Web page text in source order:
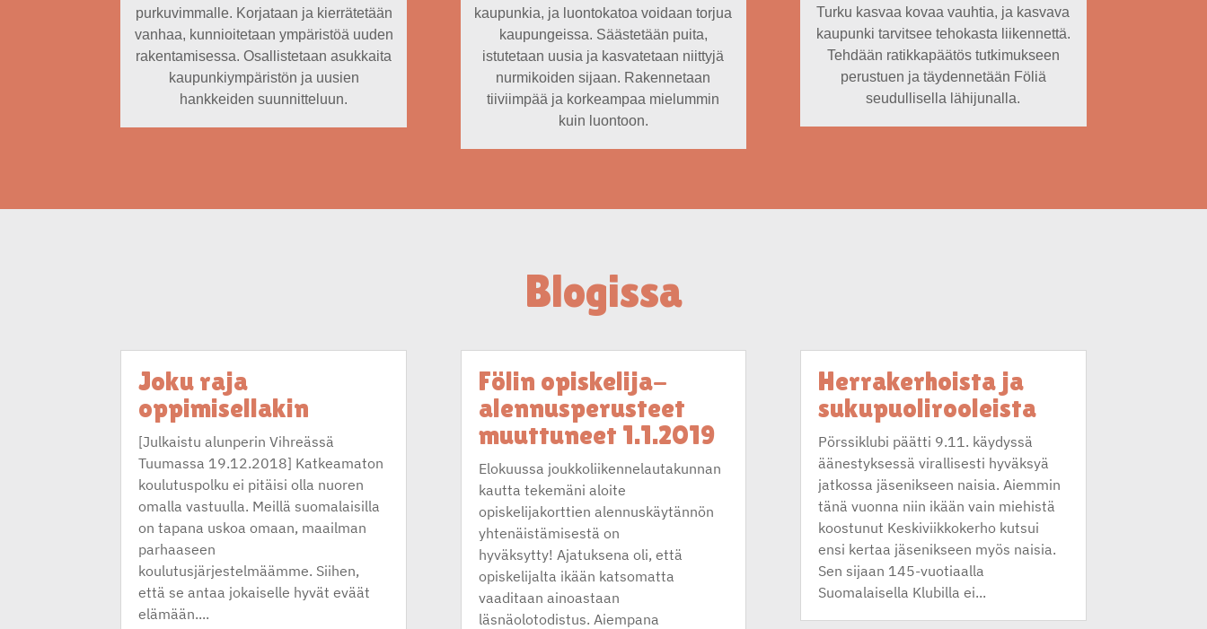
purkuvimmalle. Korjataan ja kierrätetään
vanhaa, kunnioitetaan ympäristöä uuden
rakentamisessa. Osallistetaan asukkaita
kaupunkiympäristön ja uusien
hankkeiden suunnitteluun.
kaupunkia, ja luontokatoa voidaan torjua
kaupungeissa. Säästetään puita,
istutetaan uusia ja kasvatetaan niittyjä
nurmikoiden sijaan. Rakennetaan
tiiviimpää ja korkeampaa mielummin
kuin luontoon.
Turku kasvaa kovaa vauhtia, ja kasvava
kaupunki tarvitsee tehokasta liikennettä.
Tehdään ratikkapäätös tutkimukseen
perustuen ja täydennetään Föliä
seudullisella lähijunalla.
Blogissa
Joku raja
oppimisellakin
[Julkaistu alunperin Vihreässä
Tuumassa 19.12.2018] Katkeamaton
koulutuspolku ei pitäisi olla nuoren
omalla vastuulla. Meillä suomalaisilla
on tapana uskoa omaan, maailman
parhaaseen
koulutusjärjestelmäämme. Siihen,
että se antaa jokaiselle hyvät eväät
elämään....
Fölin opiskelija-
alennusperusteet
muuttuneet 1.1.2019
Elokuussa joukkoliikennelautakunnan
kautta tekemäni aloite
opiskelijakorttien alennuskäytännön
yhtenäistämisestä on
hyväksytty! Ajatuksena oli, että
opiskelijalta ikään katsomatta
vaaditaan ainoastaan
läsnäolotodistus. Aiempana
Herrakerhoista ja
sukupuolirooleista
Pörssiklubi päätti 9.11. käydyssä
äänestyksessä virallisesti hyväksyä
jatkossa jäsenikseen naisia. Aiemmin
tänä vuonna niin ikään vain miehistä
koostunut Keskiviikkokerho kutsui
ensi kertaa jäsenikseen myös naisia.
Sen sijaan 145-vuotiaalla
Suomalaisella Klubilla ei...